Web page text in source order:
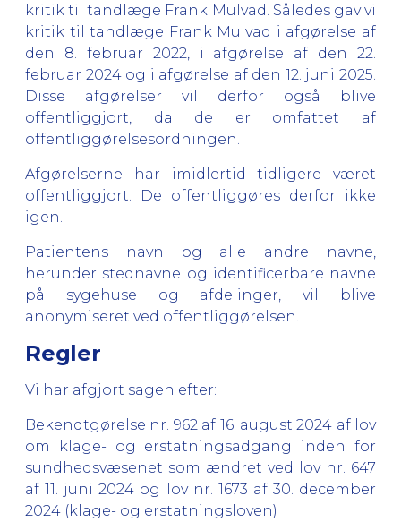
kritik til tandlæge Frank Mulvad. Således gav vi
kritik til tandlæge Frank Mulvad i afgørelse af
den 8. februar 2022, i afgørelse af den 22.
februar 2024 og i afgørelse af den 12. juni 2025.
Disse afgørelser vil derfor også blive
offentliggjort, da de er omfattet af
offentliggørelsesordningen.
Afgørelserne har imidlertid tidligere været
offentliggjort. De offentliggøres derfor ikke
igen.
Patientens navn og alle andre navne,
herunder stednavne og identificerbare navne
på sygehuse og afdelinger, vil blive
anonymiseret ved offentliggørelsen.
Regler
Vi har afgjort sagen efter:
Bekendtgørelse nr. 962 af 16. august 2024 af lov
om klage- og erstatningsadgang inden for
sundhedsvæsenet som ændret ved lov nr. 647
af 11. juni 2024 og lov nr. 1673 af 30. december
2024 (klage- og erstatningsloven)